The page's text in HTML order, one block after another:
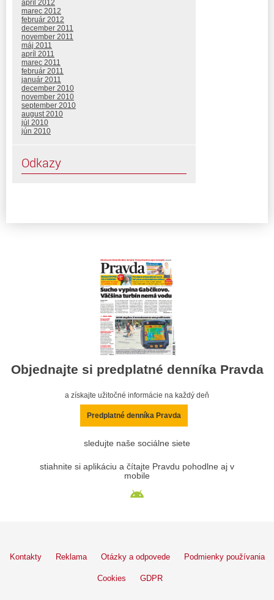
apríl 2012
marec 2012
február 2012
december 2011
november 2011
máj 2011
apríl 2011
marec 2011
február 2011
január 2011
december 2010
november 2010
september 2010
august 2010
júl 2010
jún 2010
Odkazy
Objednajte si predplatné denníka Pravda
a získajte užitočné informácie na každý deň
Predplatné denníka Pravda
sledujte naše sociálne siete
stiahnite si aplikáciu a čítajte Pravdu pohodlne aj v
mobile
Kontakty Reklama Otázky a odpovede Podmienky používania
Cookies GDPR